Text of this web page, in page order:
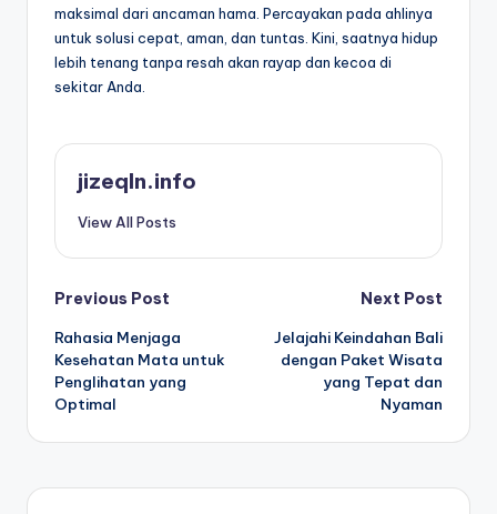
maksimal dari ancaman hama. Percayakan pada ahlinya
untuk solusi cepat, aman, dan tuntas. Kini, saatnya hidup
lebih tenang tanpa resah akan rayap dan kecoa di
sekitar Anda.
jizeqln.info
View All Posts
Post
navigation
Previous Post
Rahasia Menjaga
Kesehatan Mata untuk
Penglihatan yang
Optimal
Next Post
Jelajahi Keindahan Bali
dengan Paket Wisata
yang Tepat dan
Nyaman